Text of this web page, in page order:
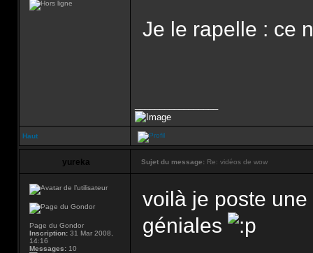
Je le rapelle : ce
Haut
yureka Sujet du message: Re: vidéos de wow
Page du Gondor
Inscription: 31 Mar 2008,
14:16
Messages: 10
voilà je poste
géniales